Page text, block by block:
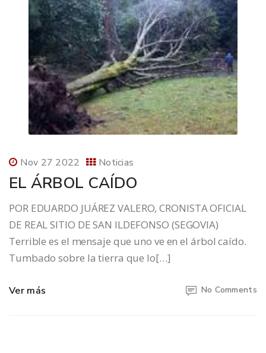
Nov 27 2022 Noticias
EL ÁRBOL CAÍDO
POR EDUARDO JUÁREZ VALERO, CRONISTA OFICIAL
DE REAL SITIO DE SAN ILDEFONSO (SEGOVIA)
Terrible es el mensaje que uno ve en el árbol caído.
Tumbado sobre la tierra que lo[…]
Ver más No Comments